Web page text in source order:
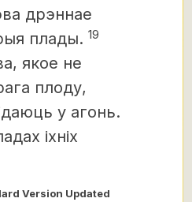
дрэннае
плады. 19
якое не
плоду,
у агонь.
іхніх
Version Updated